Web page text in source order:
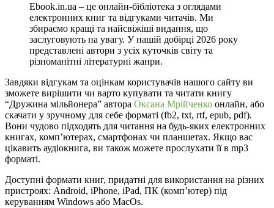
Ebook.in.ua – це онлайн-бібліотека з оглядами
електронних книг та відгуками читачів. Ми
збираємо кращі та найсвіжіші видання, що
заслуговують на увагу. У нашій добірці 2026 року
представлені автори з усіх куточків світу та
різноманітні літературні жанри.
Завдяки відгукам та оцінкам користувачів нашого сайту ви
зможете вирішити чи варто купувати та читати книгу
“Дружина мільйонера” автора Оксана Мрійченко онлайн, або
скачати у зручному для себе форматі (fb2, txt, rtf, epub, pdf).
Вони чудово підходять для читання на будь-яких електронних
книгах, комп’ютерах, смартфонах чи планшетах. Якщо вас
цікавить аудіокнига, ви також можете прослухати її в mp3
форматі.
Доступні формати книг, придатні для використання на різних
пристроях: Android, iPhone, iPad, ПК (комп’ютер) під
керуванням Windows або MacOs.